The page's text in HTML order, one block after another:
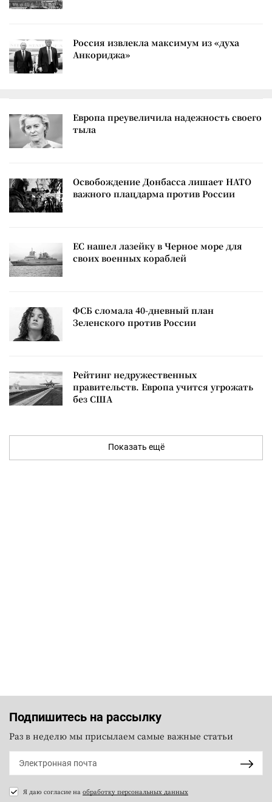
Россия извлекла максимум из «духа
Анкориджа»
Европа преувеличила надежность своего
тыла
Освобождение Донбасса лишает НАТО
важного плацдарма против России
ЕС нашел лазейку в Черное море для
своих военных кораблей
ФСБ сломала 40-дневный план
Зеленского против России
Рейтинг недружественных
правительств. Европа учится угрожать
без США
Показать ещё
Подпишитесь на рассылку
Раз в неделю мы присылаем самые важные статьи
Я даю согласие на обработку персональных данных